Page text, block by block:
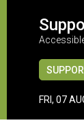
FRI, 07